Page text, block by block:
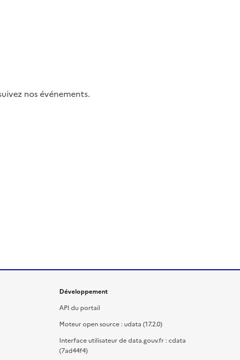
nos événements.
Développement
API du portail
Moteur open source : udata (17.2.0)
Interface utilisateur de data.gouv.fr : cdata
(7ad44f4)